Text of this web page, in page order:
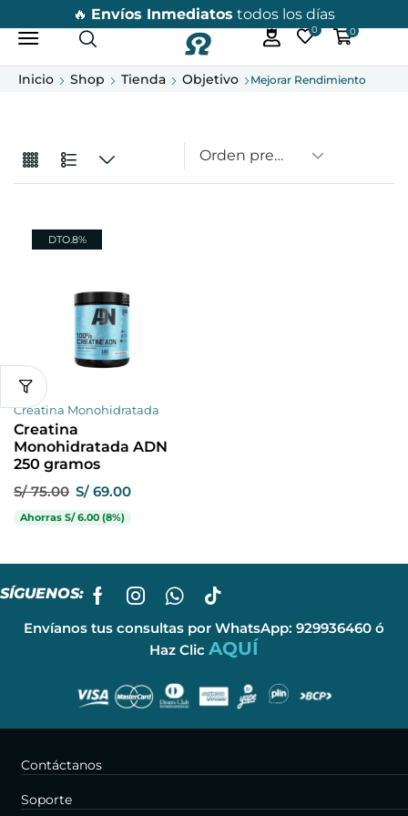
🔥 Envíos Inmediatos todos los días
0 0
Inicio Shop Tienda Objetivo Mejorar Rendimiento
DTO.8%
Creatina Monohidratada
Creatina
Monohidratada ADN
250 gramos
S/75.00 S/ 69.00
Ahorras S/6.00 (8%)
SÍGUENOS:
Envíanos tus consultas por WhatsApp: 929936460 ó
Haz Clic AQUÍ
Contáctanos
Soporte